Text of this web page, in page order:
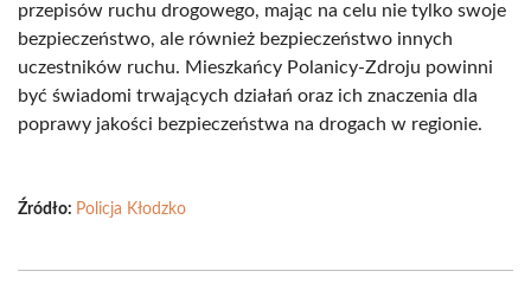
przepisów ruchu drogowego, mając na celu nie tylko swoje
bezpieczeństwo, ale również bezpieczeństwo innych
uczestników ruchu. Mieszkańcy Polanicy-Zdroju powinni
być świadomi trwających działań oraz ich znaczenia dla
poprawy jakości bezpieczeństwa na drogach w regionie.
Źródło: Policja Kłodzko